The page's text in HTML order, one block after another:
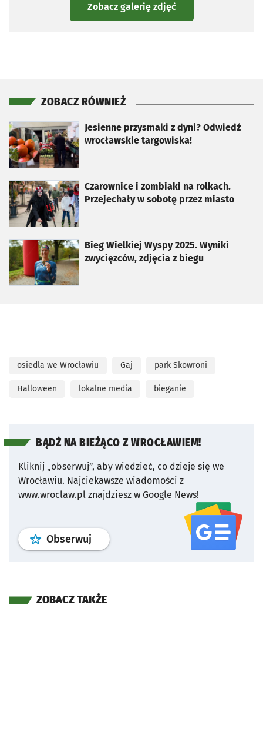
Zobacz galerię zdjęć
ZOBACZ RÓWNIEŻ
Jesienne przysmaki z dyni? Odwiedź
wrocławskie targowiska!
otworzy się w nowej karcie
Czarownice i zombiaki na rolkach.
Przejechały w sobotę przez miasto
otworzy się w nowej karcie
Bieg Wielkiej Wyspy 2025. Wyniki
zwycięzców, zdjęcia z biegu
otworzy się w nowej karcie
osiedla we Wrocławiu Gaj park Skowroni
Halloween lokalne media bieganie
BĄDŹ NA BIEŻĄCO Z WROCŁAWIEM!
Kliknij „obserwuj”, aby wiedzieć, co dzieje się we
Wrocławiu. Najciekawsze wiadomości z
www.wroclaw.pl znajdziesz w Google News!
Obserwuj profil serwisu
ZOBACZ TAKŻE